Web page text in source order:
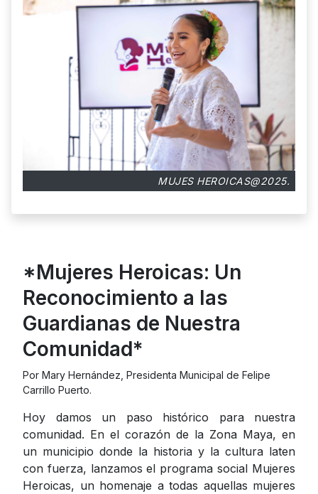
MUJES HEROICAS@2025.
*Mujeres Heroicas: Un
Reconocimiento a las
Guardianas de Nuestra
Comunidad*
Por Mary Hernández, Presidenta Municipal de Felipe
Carrillo Puerto.
Hoy damos un paso histórico para nuestra
comunidad. En el corazón de la Zona Maya, en
un municipio donde la historia y la cultura laten
con fuerza, lanzamos el programa social Mujeres
Heroicas, un homenaje a todas aquellas mujeres